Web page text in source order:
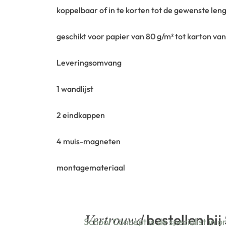
koppelbaar of in te korten tot de gewenste
geschikt voor papier van 80 g/m² tot karton
Leveringsomvang
1 wandlijst
2 eindkappen
4 muis-magneten
montagemateriaal
Vertrouwdbestellen bij
School Concept is de specialist in